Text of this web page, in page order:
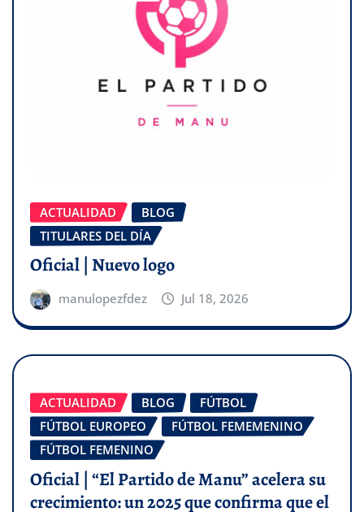
ACTUALIDAD
BLOG
TITULARES DEL DÍA
Oficial | Nuevo logo
manulopezfdez Jul 18, 2026
ACTUALIDAD BLOG
FÚTBOL
FÚTBOL EUROPEO
FÚTBOL FEMEMENINO
FÚTBOL FEMENINO
Oficial | “El Partido de Manu” acelera su
crecimiento: un 2025 que confirma que el